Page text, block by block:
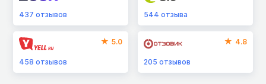
437 отзывов 544отзыва
5.0
458 отзывов
4.8
205отзывов